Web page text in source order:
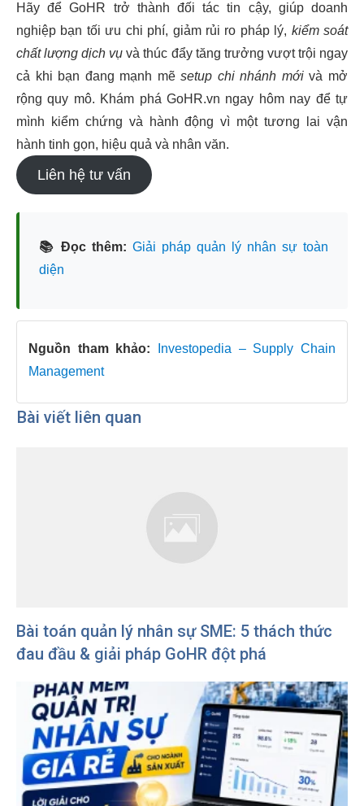
Hãy để GoHR trở thành đối tác tin cậy, giúp doanh
nghiệp bạn tối ưu chi phí, giảm rủi ro pháp lý, kiểm soát
chất lượng dịch vụ và thúc đẩy tăng trưởng vượt trội ngay
cả khi bạn đang mạnh mẽsetup chi nhánh mớivà mở
rộng quy mô. Khám phá GoHR.vn ngay hôm nay để tự
mình kiểm chứng và hành động vì một tương lai vận
hành tinh gọn, hiệu quả và nhân văn.
Liên hệ tư vấn
📚 Đọc thêm: Giải pháp quản lý nhân sự toàn
diện
Nguồn tham khảo:
Investopedia – Supply Chain
Management
Bài viết liên quan
Bài toán quản lý nhân sự SME: 5 thách thức
đau đầu & giải pháp GoHR đột phá